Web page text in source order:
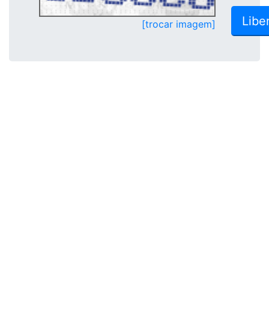
[trocar imagem]